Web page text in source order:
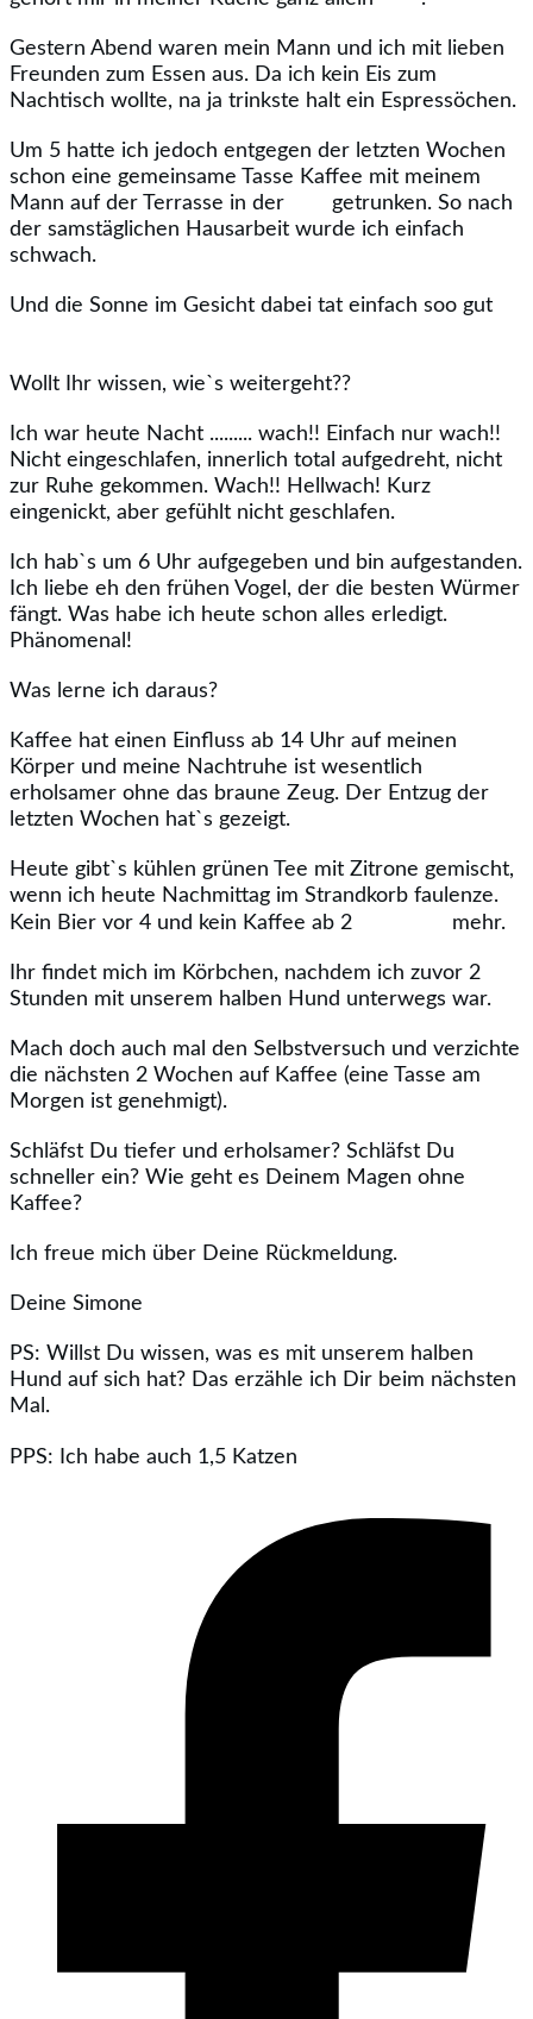
Gestern Abend waren mein Mann und ich mit lieben
Freunden zum Essen aus. Da ich kein Eis zum
Nachtisch wollte, na ja trinkste halt ein Espressöchen.
Um 5 hatte ich jedoch entgegen der letzten Wochen
schon eine gemeinsame Tasse Kaffee mit meinem
Mann auf der Terrasse in der
getrunken. So nach
der samstäglichen Hausarbeit wurde ich einfach
schwach.
Und die Sonne im Gesicht dabei tat einfach soo gut
Wollt Ihr wissen, wie`s weitergeht??
Ich war heute Nacht ......... wach!! Einfach nur wach!!
Nicht eingeschlafen, innerlich total aufgedreht, nicht
zur Ruhe gekommen. Wach!! Hellwach! Kurz
eingenickt, aber gefühlt nicht geschlafen.
Ich hab`s um 6 Uhr aufgegeben und bin aufgestanden.
Ich liebe eh den frühen Vogel, der die besten Würmer
fängt. Was habe ich heute schon alles erledigt.
Phänomenal!
Was lerne ich daraus?
Kaffee hat einen Einfluss ab 14 Uhr auf meinen
Körper und meine Nachtruhe ist wesentlich
erholsamer ohne das braune Zeug. Der Entzug der
letzten Wochen hat`s gezeigt.
Heute gibt`s kühlen grünen Tee mit Zitrone gemischt,
wenn ich heute Nachmittag im Strandkorb faulenze.
Kein Bier vor 4 und kein Kaffee ab 2
mehr.
Ihr findet mich im Körbchen, nachdem ich zuvor 2
Stunden mit unserem halben Hund unterwegs war.
Mach doch auch mal den Selbstversuch und verzichte
die nächsten 2 Wochen auf Kaffee (eine Tasse am
Morgen ist genehmigt).
Schläfst Du tiefer und erholsamer? Schläfst Du
schneller ein? Wie geht es Deinem Magen ohne
Kaffee?
Ich freue mich über Deine Rückmeldung.
Deine Simone
PS: Willst Du wissen, was es mit unserem halben
Hund auf sich hat? Das erzähle ich Dir beim nächsten
Mal.
PPS: Ich habe auch 1,5 Katzen